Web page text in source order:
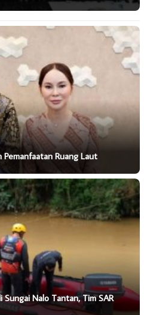
Pemanfaatan Ruang Laut
Nalo Tantan, Tim SAR